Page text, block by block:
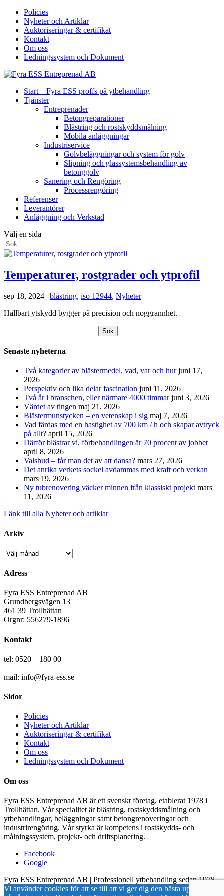
Policies
Nyheter och Artiklar
Auktoriseringar & certifikat
Kontakt
Om oss
Ledningssystem och Dokument
Start – Fyra ESS proffs på ytbehandling
Tjänster
Entreprenader
Betongreparationer
Blästring och rostskyddsmålning
Mobila anläggningar
Industriservice
Golvbeläggningar och system för golv
Slipning och glassystemsbehandling av
betonggolv
Sanering och Rengöring
Processrengöring
Referenser
Leverantörer
Anläggning och Verkstad
Välj en sida
Temperaturer, rostgrader och ytprofil
sep 18, 2024 | blästring, iso 12944, Nyheter
Hållbart ytskydd bygger på precision och noggrannhet.
efter:
Senaste nyheterna
Två kategorier av blästermedel, vad, var och hur juni 17,
2026
Perspektiv och lika delar fascination juni 11, 2026
Två år i branschen, eller närmare 4000 timmar juni 3, 2026
Värdet av tingen maj 21, 2026
Blästermunstycken – en vetenskap i sig maj 7, 2026
Vad färdas med en hastighet av 700 km / h och skapar avtryck
på allt? april 15, 2026
Därför blästrar vi, förbehandlingen är 70 procent av jobbet
april 8, 2026
Valshud – får man det av att dansa? mars 27, 2026
Det anrika verkets sockel avdammas med kraft och verkan
mars 19, 2026
Ny tubrenovering väcker minnen från klassiskt projekt mars
11, 2026
Länk till alla Nyheter och artiklar
Arkiv
Arkiv
Adress
Fyra ESS Entreprenad AB
Grundbergsvägen 13
461 39 Trollhättan
Orgnr: 556279-1896
Kontakt
tel: 0520 – 180 00
–
mail: info@fyra-ess.se
Sidor
Policies
Nyheter och Artiklar
Auktoriseringar & certifikat
Kontakt
Om oss
Ledningssystem och Dokument
Om oss
Fyra ESS Entreprenad AB är ett svenskt företag, etablerat 1978 i
Trollhättan. Vår specialitet är blästring, rostskyddsmålning och
ytbehandlingar, beläggningar samt betongrenoveringar och
industrirengöring. Vår styrka är kompetens i rostskydds- och
målningssystem, projekt- och driftsplanering.
Facebook
Google
Fyra ESS Entreprenad AB | Professionell ytbehandling sedan 1978
Vi använder cookies för att se till att vi ger dig den bästa upplevelsen